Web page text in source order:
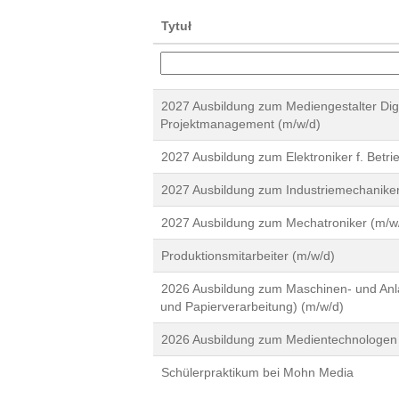
Tytuł
2027 Ausbildung zum Mediengestalter
Projektmanagement (m/w/d)
2027 Ausbildung zum Elektroniker f.
2027 Ausbildung zum
2027 Ausbildung zum Mechatroniker (m/
Produktionsmitarbeiter (m/w/d)
2026 Ausbildung zum Maschinen- und
und Papierverarbeitung) (m/w/d)
2026 Ausbildung zum
Schülerpraktikum bei Mohn Media